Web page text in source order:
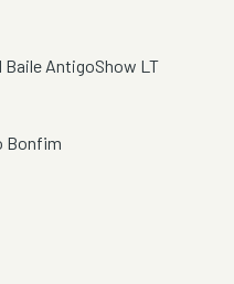
Baile AntigoShow LT
Bonfim